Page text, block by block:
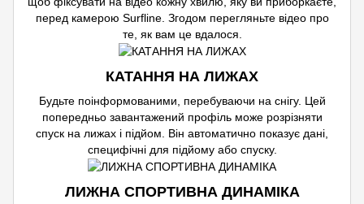
перед камерою Surfline. Згодом перегляньте відео про
те, як вам це вдалося.
КАТАННЯ НА ЛИЖАХ
Будьте поінформованими, перебуваючи на снігу. Цей
попередньо завантажений профіль може розрізняти
спуск на лижах і підйом. Він автоматично показує дані,
специфічні для підйому або спуску.
ЛИЖНА СПОРТИВНА ДИНАМІКА